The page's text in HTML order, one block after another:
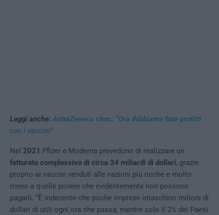
Leggi anche:AstraZeneca choc: “Ora dobbiamo fare profitti
con i vaccini”
Nel 2021
Pfizer e Moderna prevedono di realizzare un
fatturato complessivo di circa 34 miliardi di dollari, grazie
proprio ai vaccini venduti alle nazioni più ricche e molto
meno a quelle povere che evidentemente non possono
pagarli. “È indecente che poche imprese intaschino milioni di
dollari di utili ogni ora che passa, mentre solo il 2% dei Paesi